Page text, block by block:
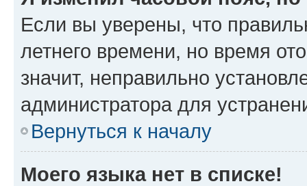
Если вы уверены, что
летнего времени, но время
значит, неправильно
администратора для
Вернуться к началу
Моего языка нет в списке!